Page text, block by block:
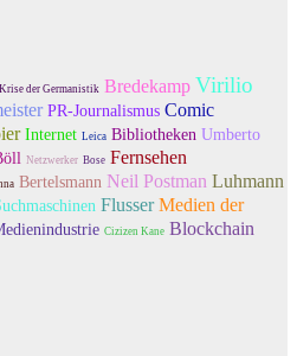
Krise der Germanistik Bredekamp Virilio
PR-Journalismus Comic
Internet Leica Bibliotheken Umberto
Netzwerker Bose Fernsehen
Bertelsmann Neil Postman Luhmann
Flusser Medien der
Cizizen Kane Blockchain